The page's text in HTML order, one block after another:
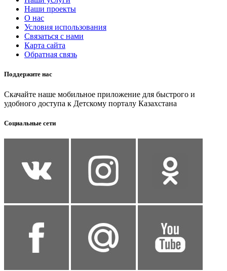
Наши проекты
О нас
Условия использования
Связаться с нами
Карта сайта
Обратная связь
Поддержите нас
Скачайте наше мобильное приложение для быстрого и
удобного доступа к Детскому порталу Казахстана
Социальные сети